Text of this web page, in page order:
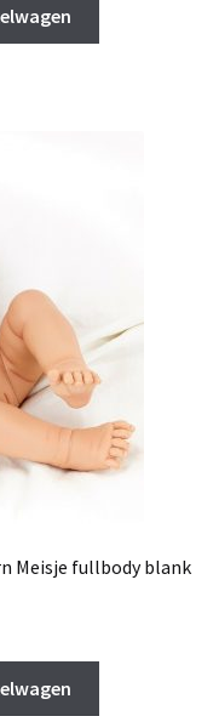
Meisje fullbody blank